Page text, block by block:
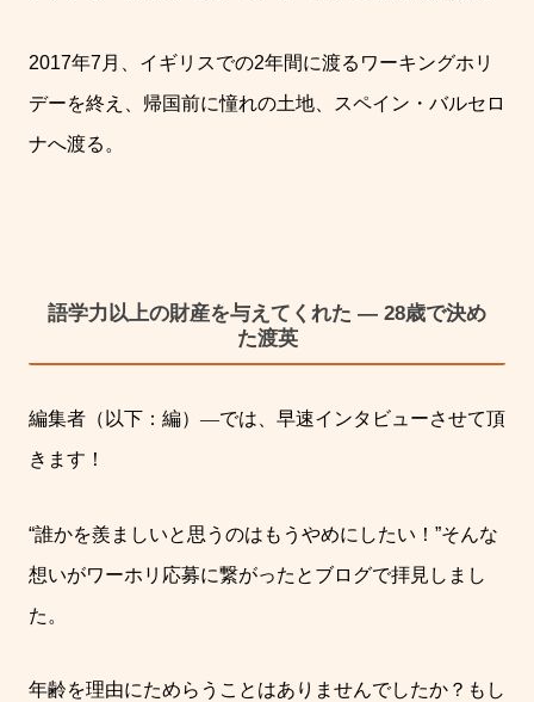
2017年7月、イギリスでの2年間に渡るワーキングホリ
デーを終え、帰国前に憧れの土地、スペイン・バルセロ
ナへ渡る。
語学力以上の財産を与えてくれた ― 28歳で決め
た渡英
編集者（以下：編） ―では、早速インタビューさせて頂
きます！
“誰かを羨ましいと思うのはもうやめにしたい！ ”そんな
想いがワーホリ応募に繋がったとブログで拝見しまし
た。
年齢を理由にためらうことはありませんでしたか？もし